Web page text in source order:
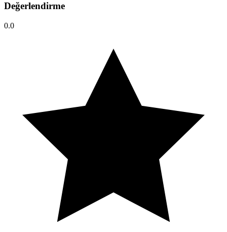
Değerlendirme
0.0